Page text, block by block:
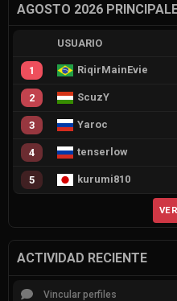
AGOSTO 2026
USUARIO
1 RiqirMainEvie
2 ScuzY
3 Yaroc
4 tenserlow
5 kurumi810
ACTIVIDAD RECIENTE
Vincular perfiles